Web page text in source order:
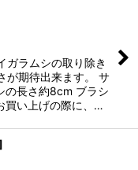
ガラムシの取り除き
が期待出来ます。 サ
の長さ約8cm ブラシ
買い上げの際に、…